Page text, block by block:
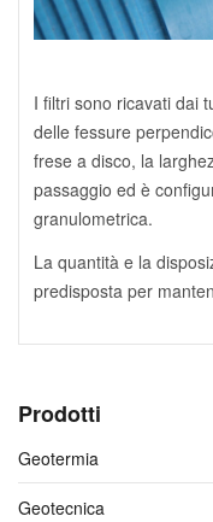
I filtri sono ricavati dai
delle fessure
frese a disco, la
passaggio ed è
granulometrica.
La quantità e la
predisposta per
Prodotti
Geotermia
Geotecnica